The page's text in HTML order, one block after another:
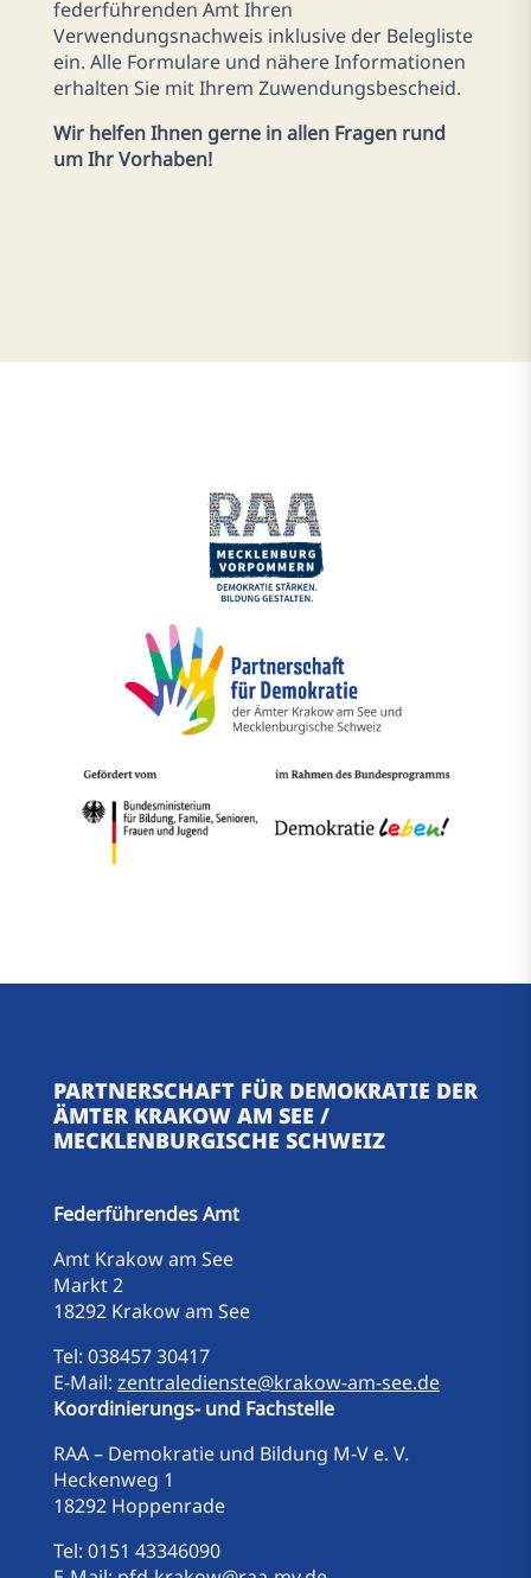
federführenden Amt Ihren
Verwendungsnachweis inklusive der Belegliste
ein. Alle Formulare und nähere Informationen
erhalten Sie mit Ihrem Zuwendungsbescheid.
Wir helfen Ihnen gerne in allen Fragen rund
um Ihr Vorhaben!
PARTNERSCHAFT FÜR DEMOKRATIE DER
ÄMTER KRAKOW AM SEE /
MECKLENBURGISCHE SCHWEIZ
Federführendes Amt
Amt Krakow am See
Markt 2
18292 Krakow am See
Tel: 038457 30417
E-Mail: zentraledienste@krakow-am-see.de
Koordinierungs- und Fachstelle
RAA – Demokratie und Bildung M-V e. V.
Heckenweg 1
18292 Hoppenrade
Tel: 0151 43346090